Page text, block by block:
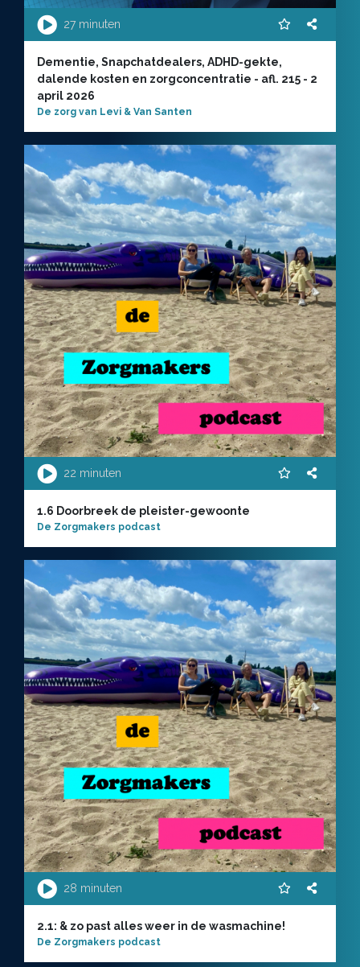
27 minuten
Dementie, Snapchatdealers, ADHD-gekte,
dalende kosten en zorgconcentratie - afl. 215 - 2
april 2026
De zorg van Levi & Van Santen
22 minuten
1.6 Doorbreek de pleister-gewoonte
De Zorgmakers podcast
28 minuten
2.1: & zo past alles weer in de wasmachine!
De Zorgmakers podcast